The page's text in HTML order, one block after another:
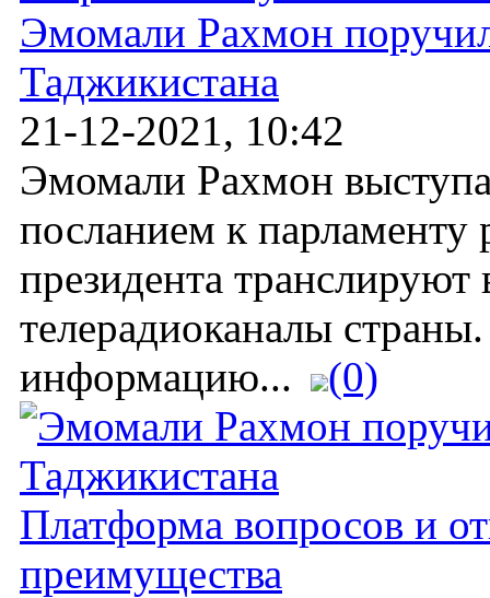
Эмомали Рахмон
Таджикистана
21-12-2021, 10:42
Эмомали Рахмон
посланием к
президента транслируют
телерадиоканалы
информацию...
(0)
Платформа вопросов и
преимущества